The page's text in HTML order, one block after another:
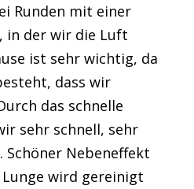
Runden mit einer
in der wir die Luft
ist sehr wichtig, da
dass wir
das schnelle
sehr schnell, sehr
Schöner Nebeneffekt
wird gereinigt